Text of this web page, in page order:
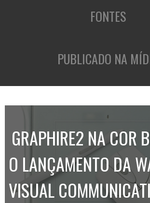
FONTES
PUBLICADO NA
GRAPHIRE2 NA COR
O LANÇAMENTO DA
VISUAL